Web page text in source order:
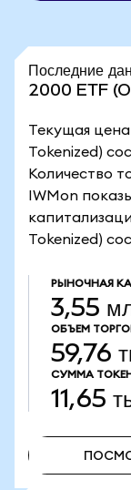
Последние
2000 ETF
Текущая цена
Tokenized)
Количество
IWMon
Tokenized)
РЫНОЧНАЯ
3,55
ОБЪЕМ
59,76
СУММА
11,65